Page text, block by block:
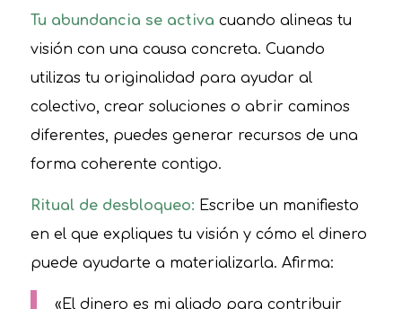
Tu abundancia se activa cuando alineas tu
visión con una causa concreta. Cuando
utilizas tu originalidad para ayudar al
colectivo, crear soluciones o abrir caminos
diferentes, puedes generar recursos de una
forma coherente contigo.
Ritual de desbloqueo: Escribe un manifiesto
en el que expliques tu visión y cómo el dinero
puede ayudarte a materializarla. Afirma:
«El dinero es mi aliado para contribuir